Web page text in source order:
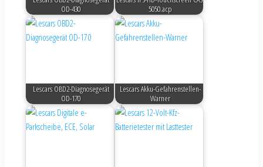
OD-430
5050.acp
Lescars OBD2-Diagnosegerät
OD-170
Lescars Akku-Gefahrenstellen-
Warner